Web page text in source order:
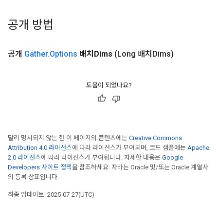
공개 방법
공개 Gather.Options 배치Dims (Long 배치Dims)
도움이 되었나요?
달리 명시되지 않는 한 이 페이지의 콘텐츠에는 Creative Commons
Attribution 4.0 라이선스에 따라 라이선스가 부여되며, 코드 샘플에는 Apache
2.0 라이선스에 따라 라이선스가 부여됩니다. 자세한 내용은 Google
Developers 사이트 정책을 참조하세요. 자바는 Oracle 및/또는 Oracle 계열사
의 등록 상표입니다.
최종 업데이트: 2025-07-27(UTC)